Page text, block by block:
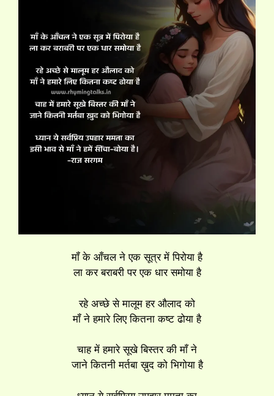
मॉं के आँचल ने एक सूत्र में पिरोया है
ला कर बराबरी पर एक धार समोया है
रहे अच्छे से मालूम हर औलाद को
मॉं ने हमारे लिए कितना कष्ट ढोया है
चाह में हमारे सूखे बिस्तर की माँ ने
जाने कितनी मर्तबा ख़ुद को भिगोया है